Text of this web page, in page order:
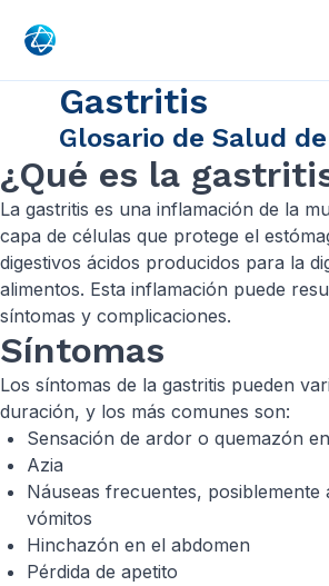
Gastritis
Glosario de Salud
¿Qué es la
La gastritis es una inflamación de la
capa de células que protege el
digestivos ácidos producidos para la
alimentos. Esta inflamación puede
síntomas y complicaciones.
Síntomas
Los síntomas de la gastritis pueden
duración, y los más comunes son:
Sensación de ardor o quemazón
Azia
Náuseas frecuentes, posiblemente
vómitos
Hinchazón en el abdomen
Pérdida de apetito